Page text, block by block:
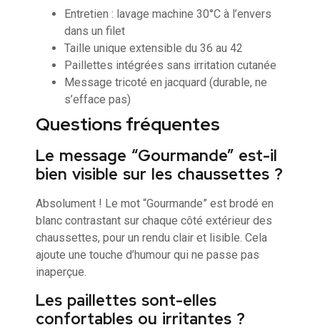
Entretien : lavage machine 30°C à l’envers
dans un filet
Taille unique extensible du 36 au 42
Paillettes intégrées sans irritation cutanée
Message tricoté en jacquard (durable, ne
s’efface pas)
Questions fréquentes
Le message “Gourmande” est-il
bien visible sur les chaussettes ?
Absolument ! Le mot “Gourmande” est brodé en
blanc contrastant sur chaque côté extérieur des
chaussettes, pour un rendu clair et lisible. Cela
ajoute une touche d’humour qui ne passe pas
inaperçue.
Les paillettes sont-elles
confortables ou irritantes ?